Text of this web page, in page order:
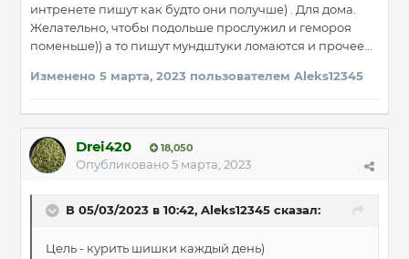
интренете пишут как будто они получше) . Для дома.
Желательно, чтобы подольше прослужил и гемороя
поменьше)) а то пишут мундштуки ломаются и прочее...
Изменено 5 марта, 2023 пользователем Aleks12345
Drei420 18,050
Опубликовано5 марта, 2023
В 05/03/2023 в 10:42, Aleks12345 сказал:
Цель - курить шишки каждый день)